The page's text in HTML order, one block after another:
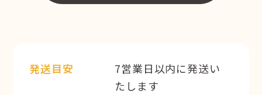
発送目安
7営業日以内に発送い
たします